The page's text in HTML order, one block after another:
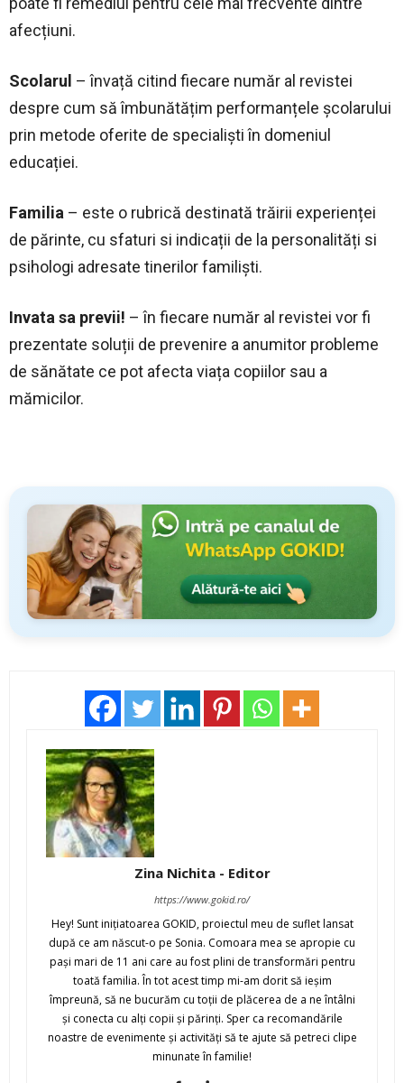
afecțiuni.
Scolarul – învață citind fiecare număr al revistei
despre cum să îmbunătățim performanțele școlarului
prin metode oferite de specialiști în domeniul
educației.
Familia – este o rubrică destinată trăirii experienței
de părinte, cu sfaturi si indicații de la personalități si
psihologi adresate tinerilor familiști.
Invata sa previi! – în fiecare număr al revistei vor fi
prezentate soluții de prevenire a anumitor probleme
de sănătate ce pot afecta viața copiilor sau a
mămicilor.
Zina Nichita - Editor
https://www.gokid.ro/
Hey! Sunt iniţiatoarea GOKID, proiectul meu de suflet lansat
după ce am născut-o pe Sonia. Comoara mea se apropie cu
paşi mari de 11 ani care au fost plini de transformări pentru
toată familia. În tot acest timp mi-am dorit să ieşim
împreună, să ne bucurăm cu toţii de plăcerea de a ne întâlni
şi conecta cu alţi copii şi părinţi. Sper ca recomandările
noastre de evenimente şi activităţi să te ajute să petreci clipe
minunate în familie!